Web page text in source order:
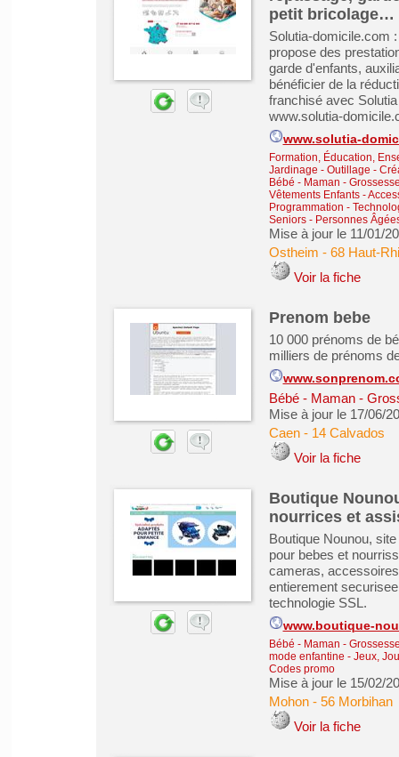
petit bricolage…
Solutia-domicile.com
propose des
garde d'enfants,
bénéficier de la
franchisé avec
www.solutia-
www.solutia-
Formation, Éducation,
Jardinage - Outillage -
Bébé - Maman -
Vêtements Enfants -
Programmation -
Seniors - Personnes
Mise à jour le 11/01/
Ostheim - 68 Haut-
Voir la fiche
Prenom bebe
10 000 prénoms de
milliers de prénoms
Bébé - Maman -
Mise à jour le 17/06/
Caen- 14 Calvados
Voir la fiche
Boutique
nourrices et
Boutique Nounou,
pour bebes et
cameras,
entierement
technologie SSL.
www.boutique-
Bébé - Maman -
mode enfantine - Jeux,
Codes promo
Mise à jour le 15/02/
Mohon- 56 Morbihan
Voir la fiche